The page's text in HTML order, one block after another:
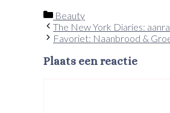
Categorieën
Beauty
The New York Diaries:
Favoriet: Naanbrood &
Plaats een reactie